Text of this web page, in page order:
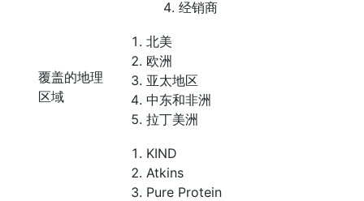
经销商
覆盖的地理
区域
北美
欧洲
亚太地区
中东和非洲
拉丁美洲
KIND
Atkins
Pure Protein